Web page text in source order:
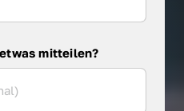
mitteilen?